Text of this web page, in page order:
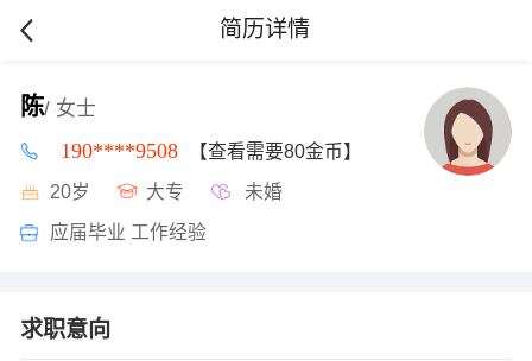
简历详情
陈/ 女士
190****9508 【查看需要80金币】
20岁 大专 未婚
应届毕业 工作经验
求职意向